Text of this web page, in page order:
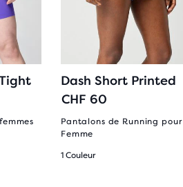
Dash Short Printed
CHF 60
Pantalons de Running pour
Femme
1 Couleur